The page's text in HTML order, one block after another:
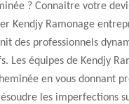
? Connaitre votre
Kendjy Ramonage
des professionnels
Les équipes de Kendjy
en vous donnant
les imperfections